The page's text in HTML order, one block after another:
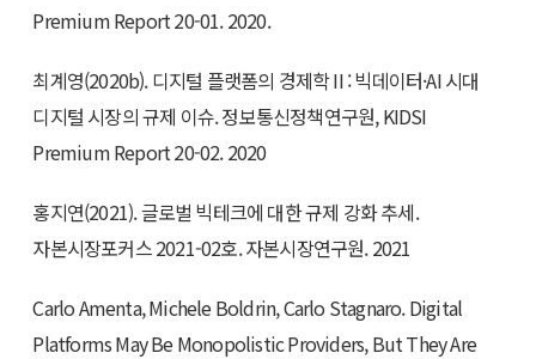
Premium Report 20-01. 2020.
최계영(2020b). 디지털 플랫폼의 경제학 II : 빅데이터·AI 시대
디지털 시장의 규제 이슈. 정보통신정책연구원, KIDSI
Premium Report 20-02. 2020
홍지연(2021). 글로벌 빅테크에 대한 규제 강화 추세.
자본시장포커스 2021-02호. 자본시장연구원. 2021
Carlo Amenta, Michele Boldrin, Carlo Stagnaro. Digital
Platforms May Be Monopolistic Providers, But They Are